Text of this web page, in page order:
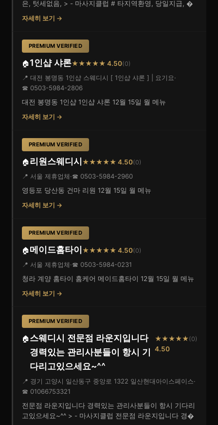
은, 텃세없음, > - 마사지클럽 # 타지역환영, 당일지급, �
자세히 보기 →
PREMIUM VERIFIED
🏠1인샵 샤론★★★★★ 4.50(0)
📍 대전 봉명동 1인샵 스웨디시 [ 1인샵 샤론 ] | 요기요·
☎ 0503-5984-2806
대전 봉명동 1인샵 1인샵 샤론 12월 15일 월 메뉴
자세히 보기 →
PREMIUM VERIFIED
🏠리원스웨디시★★★★★ 4.50(0)
📍 서울 제휴업체·☎ 0503-5984-2960
영등포 당산동 건마 리원 12월 15일 월 메뉴
자세히 보기 →
PREMIUM VERIFIED
🏠메이드홈타이★★★★★ 4.50(0)
📍 서울 제휴업체·☎ 0503-5984-0231
청라 계양 홈타이 홈케어 메이드홈타이 12월 15일 월 메뉴
자세히 보기 →
PREMIUM VERIFIED
🏠스웨디시 전문점 라운지입니다
경력있는 관리사분들이 항시 기
다리고있으세요~^^
★★★★★
4.50
(0)
📍 경기 고양시 일산동구 중앙로 1322 일산현대아이스페이스·
☎ 01066753321
전문점 라운지입니다 경력있는 관리사분들이 항시 기다리
고있으세요~^^ > - 마사지클럽 전문점 라운지입니다 경�